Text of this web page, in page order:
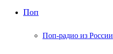
Поп
Поп-радио из России